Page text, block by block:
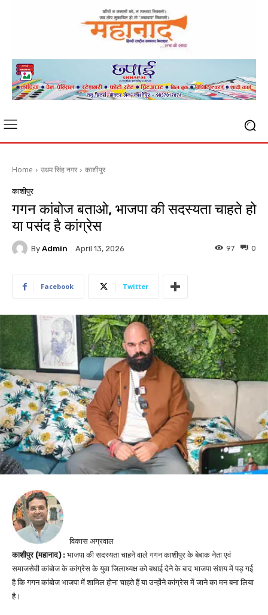
Home उधम सिंह नगर काशीपुर
काशीपुर
गगन कांबोज बताओ, भाजपा की सदस्यता चाहते हो
या पसंद है कांग्रेस
By Admin April 13, 2026 0
97
Facebook Twitter
विकास अग्रवाल
काशीपुर (महानाद) : भाजपा की सदस्यता चाहने वाले गगन काशीपुर के बेबाक नेता एवं
समाजसेवी कांबोज के कांग्रेस के युवा जिलाध्यक्ष को बधाई देने के बाद भाजपा संशय में पड़ गई
है कि गगन कांबोज भाजपा में शामिल होना चाहते हैं या उन्होंने कांग्रेस में जाने का मन बना लिया
है।